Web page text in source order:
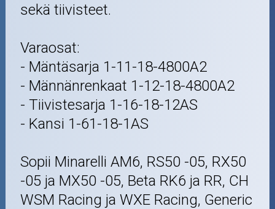
sekä tiivisteet.
Varaosat:
- Mäntäsarja 1-11-18-4800A2
- Männänrenkaat 1-12-18-4800A2
- Tiivistesarja 1-16-18-12AS
- Kansi 1-61-18-1AS
Sopii Minarelli AM6, RS50 -05, RX50
-05 ja MX50 -05, Beta RK6 ja RR, CH
WSM Racing ja WXE Racing, Generic